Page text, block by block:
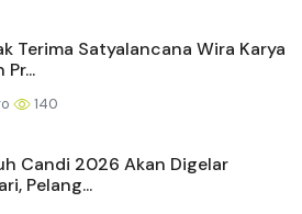
Terima Satyalancana Wira Karya
140
Candi 2026 Akan Digelar
Pelang...